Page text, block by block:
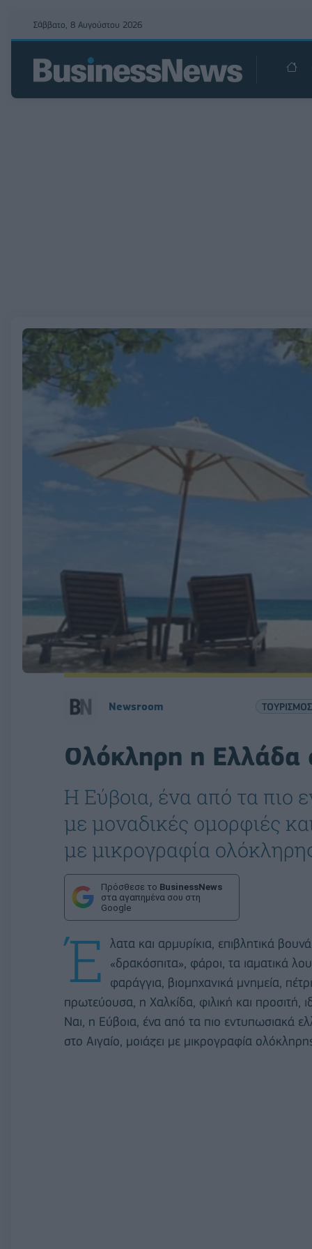
Σάββατο, 8 Αυγούστου 2026
Newsroom ΤΟΥΡΙΣΜΟΣ
Ολόκληρη η Ελλάδα
H Εύβοια, ένα από τα πιο
με μοναδικές ομορφιές
με μικρογραφία
Πρόσθεσε το BusinessNews
στα αγαπημένα σου στη
Google
Έ
λατα και αρμυρίκια, επιβλητικά
«δρακόσπιτα», φάροι, τα ιαματικά
φαράγγια, βιομηχανικά μνημεία,
πρωτεύουσα, η Χαλκίδα, φιλική και προσιτή,
Ναι, η Εύβοια, ένα από τα πιο εντυπωσιακά
στο Αιγαίο, μοιάζει με μικρογραφία